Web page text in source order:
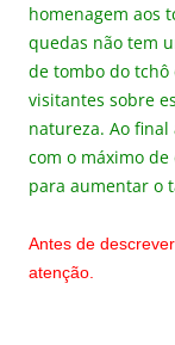
homenagem aos
quedas não tem
de tombo do tchô
visitantes sobre
natureza. Ao final
com o máximo
para aumentar o
Antes de
atenção.